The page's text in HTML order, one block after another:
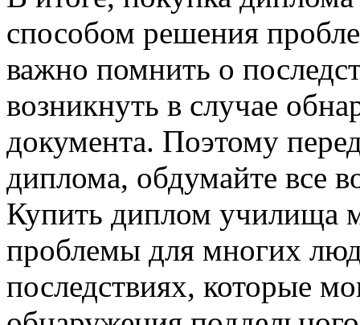
способом решения
важно помнить о
возникнуть в случае
документа. Поэтому
диплома, обдумайте все
Купить диплом училища
проблемы для многих
последствиях, которые